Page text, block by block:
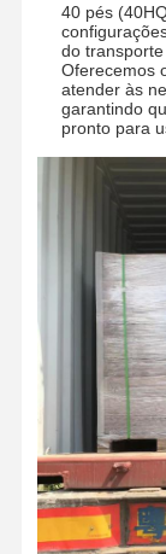
40 pés
do
Oferecemos
atender às
garantindo
pronto para